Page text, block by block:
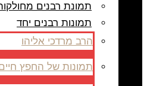
תמונת רבנים
תמונות רבנים יחד
הרב מרדכי אליהו
תמונות של החפץ